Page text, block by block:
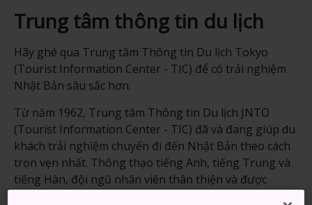
Trung tâm thông tin du lịch
Hãy ghé qua Trung tâm Thông tin Du lịch Tokyo
(Tourist Information Center - TIC) để có trải nghiệm
Nhật Bản sâu sắc hơn.
Từ năm 1962, Trung tâm Thông tin Du lịch JNTO
(Tourist Information Center - TIC) đã và đang giúp du
khách trải nghiệm chuyến đi đến Nhật Bản theo cách
trọn vẹn nhất. Thông thạo tiếng Anh, tiếng Trung và
tiếng Hàn, đội ngũ nhân viên thân thiện và được